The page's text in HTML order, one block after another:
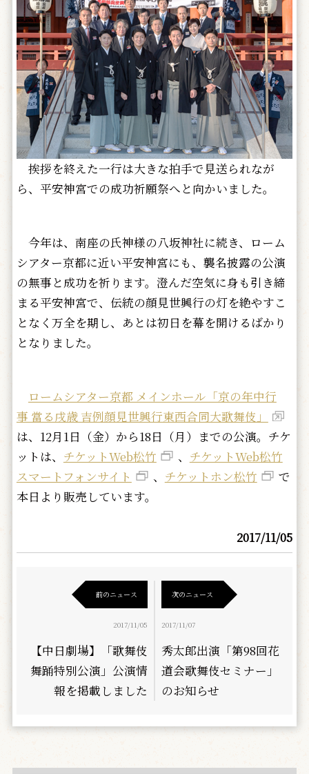
挨拶を終えた一行は大きな拍手で見送られなが
ら、平安神宮での成功祈願祭へと向かいました。
今年は、南座の氏神様の八坂神社に続き、ローム
シアター京都に近い平安神宮にも、襲名披露の公演
の無事と成功を祈ります。澄んだ空気に身も引き締
まる平安神宮で、伝統の顔見世興行の灯を絶やすこ
となく万全を期し、あとは初日を幕を開けるばかり
となりました。
ロームシアター京都 メインホール「京の年中行
事 當る戌歳 吉例顔見世興行東西合同大歌舞伎」
は、12月1日（金）から18日（月）までの公演。チケ
ットは、 チケットWeb松竹 、 チケットWeb松竹
スマートフォンサイト
、 チケットホン松竹
で
本日より販売しています。
2017/11/05
前のニュース
2017/11/05
【中日劇場】「歌舞伎
舞踊特別公演」公演情
報を掲載しました
次のニュース
2017/11/07
秀太郎出演「第98回花
道会歌舞伎セミナー」
のお知らせ